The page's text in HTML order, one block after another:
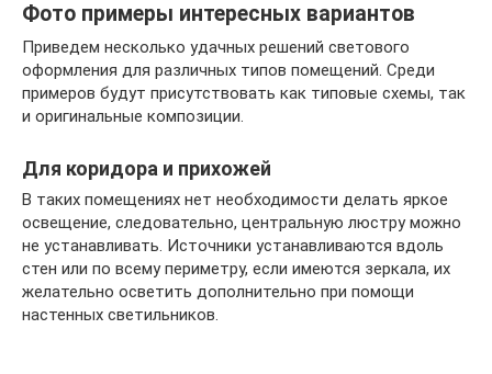
Фото примеры интересных вариантов
Приведем несколько удачных решений светового
оформления для различных типов помещений. Среди
примеров будут присутствовать как типовые схемы, так
и оригинальные композиции.
Для коридора и прихожей
В таких помещениях нет необходимости делать яркое
освещение, следовательно, центральную люстру можно
не устанавливать. Источники устанавливаются вдоль
стен или по всему периметру, если имеются зеркала, их
желательно осветить дополнительно при помощи
настенных светильников.